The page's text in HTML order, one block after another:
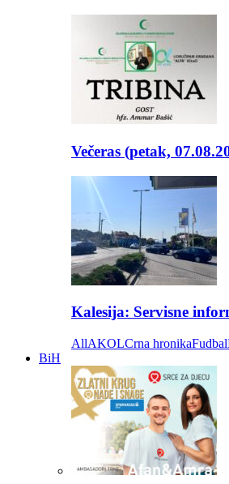
Večeras (petak,
Kalesija: Servisne
AllAKOLCrna hronikaFudbal
BiH